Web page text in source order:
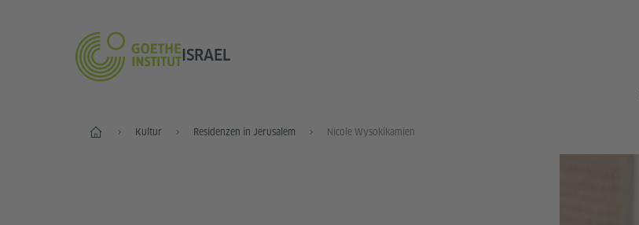
ISRAEL
Start Kultur Residenzen in Jerusalem Nicole Wysokikamien